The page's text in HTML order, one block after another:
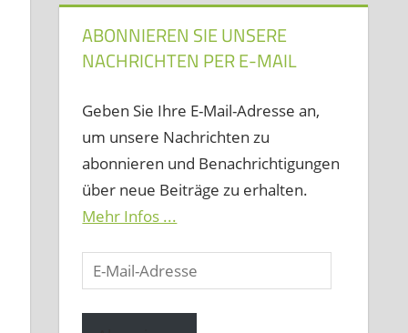
ABONNIEREN SIE UNSERE
NACHRICHTEN PER E-MAIL
Geben Sie Ihre E-Mail-Adresse an,
um unsere Nachrichten zu
abonnieren und Benachrichtigungen
über neue Beiträge zu erhalten.
Mehr Infos ...
E-
Mail-
Adresse